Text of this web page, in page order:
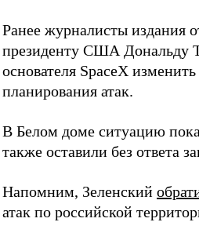
Ранее журналисты издания
президенту США Дональду
основателя SpaceX
планирования атак.
В Белом доме ситуацию
также оставили без ответа
Напомним, Зеленский
атак по российской